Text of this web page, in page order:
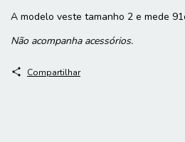
A modelo veste tamanho 2 e mede
Não acompanha acessórios.
Compartilhar